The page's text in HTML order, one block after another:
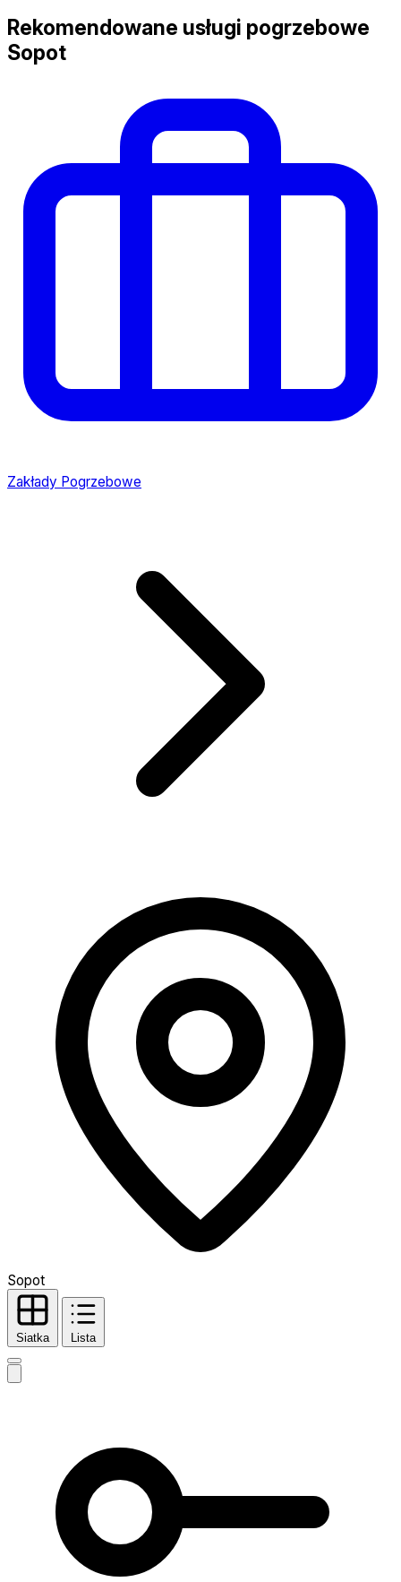
Rekomendowane usługi pogrzebowe
Sopot
Zakłady Pogrzebowe
Sopot
Siatka Lista